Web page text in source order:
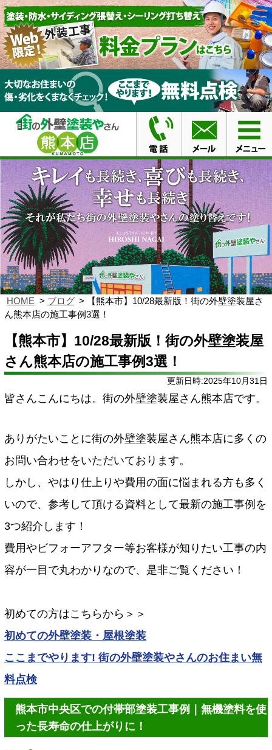
HOME ブログ
【熊本市】10/28最新版！街の外壁塗装屋さ
ん熊本店の施工事例3選！
【熊本市】10/28最新版！街の外壁塗装屋
さん熊本店の施工事例3選！
更新日時:2025年10月31日
皆さんこんにちは。街の外壁塗装屋さん熊本店です。
ありがたいことに街の外壁塗装屋さん熊本店に多くの
お問い合わせをいただいております。
しかし、やはり仕上りや費用の面に悩まれる方も多く
いので、参考して頂ける資料として最新の施工事例を
3つ紹介します！
費用やビフォーアフター等お客様が知りたい工事の内
容が一目で丸わかりなので、是非ご覧ください！
初めての方はこちらから＞＞
初めての外壁塗装・屋根塗装
ここまでやります! 街の外壁塗装やさんのお住まい無
料点検
熊本市中央区での付帯部塗装工事例｜無機塗料を使
った長寿命の仕上がりに！